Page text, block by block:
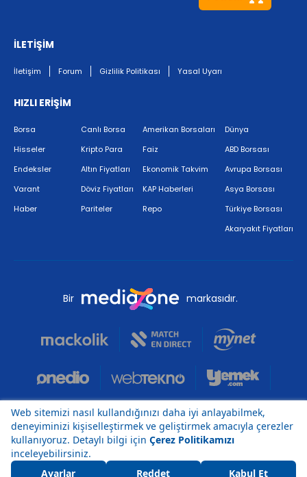
İLETİŞİM
İletişim Forum Gizlilik Politikası Yasal Uyarı
HIZLI ERİŞİM
Borsa
Hisseler
Endeksler
Varant
Haber
Canlı Borsa
Kripto Para
Altın Fiyatları
Döviz Fiyatları
Pariteler
Amerikan Borsaları
Faiz
Ekonomik Takvim
KAP Haberleri
Repo
Dünya
ABD Borsası
Avrupa Borsası
Asya Borsası
Türkiye Borsası
Akaryakıt Fiyatları
Bir markasıdır.